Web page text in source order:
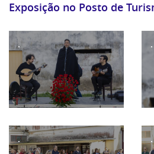
Exposição no Posto de
. .
. .